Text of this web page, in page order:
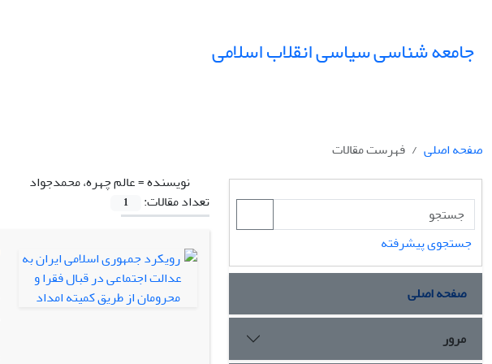
جامعه شناسی سیاسی انقلاب اسلامی
صفحه اصلی
فهرست مقالات
نویسنده =عالم چهره، محمدجواد
تعداد مقالات:
1
جستجوی پیشرفته
صفحه اصلی
مرور